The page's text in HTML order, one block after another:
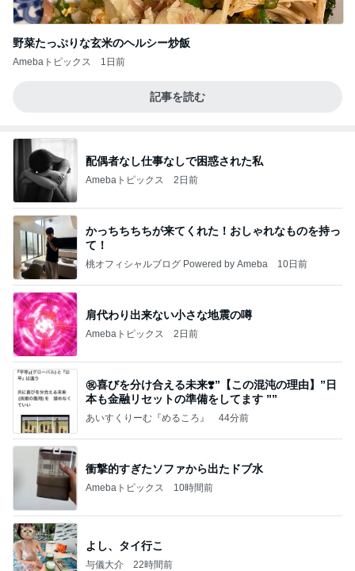
野菜たっぷりな玄米のヘルシー炒飯
Amebaトピックス 1日前
記事を読む
配偶者なし仕事なしで困惑された私
Amebaトピックス 2日前
かっちちちちが来てくれた！おしゃれなものを持っ
て！
桃オフィシャルブログ Powered by Ameba 10日前
肩代わり出来ない小さな地震の噂
Amebaトピックス 2日前
㊗️喜びを分け合える未来❣️”【この混沌の理由】”⽇
本も⾦融リセットの準備をしてます ””
あいすくりーむ『めるころ』 44分前
衝撃的すぎたソファから出たドブ水
Amebaトピックス 10時間前
よし、タイ行こ
与儀大介 22時間前